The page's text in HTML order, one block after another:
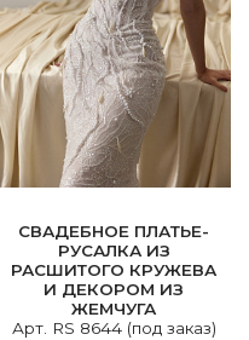
СВАДЕБНОЕ ПЛАТЬЕ-
РУСАЛКА ИЗ
РАСШИТОГО КРУЖЕВА
И ДЕКОРОМ ИЗ
ЖЕМЧУГА
Арт. RS 8644 (под заказ)